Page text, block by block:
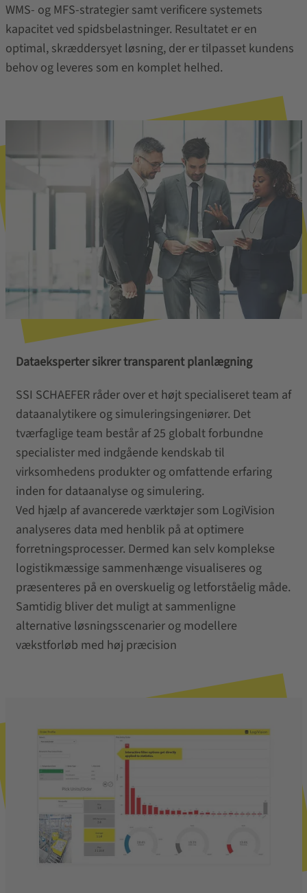
WMS- og MFS-strategier samt verificere systemets
kapacitet ved spidsbelastninger. Resultatet er en
optimal, skræddersyet løsning, der er tilpasset kundens
behov og leveres som en komplet helhed.
Dataeksperter sikrer transparent planlægning
SSI SCHAEFER råder over et højt specialiseret team af
dataanalytikere og simuleringsingeniører. Det
tværfaglige team består af 25 globalt forbundne
specialister med indgående kendskab til
virksomhedens produkter og omfattende erfaring
inden for dataanalyse og simulering.
Ved hjælp af avancerede værktøjer som LogiVision
analyseres data med henblik på at optimere
forretningsprocesser. Dermed kan selv komplekse
logistikmæssige sammenhænge visualiseres og
præsenteres på en overskuelig og letforståelig måde.
Samtidig bliver det muligt at sammenligne
alternative løsningsscenarier og modellere
vækstforløb med høj præcision